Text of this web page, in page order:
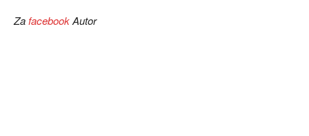
ZafacebookAutor